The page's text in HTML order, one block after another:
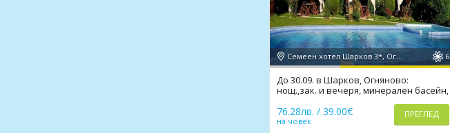
Семеен хотел Шарков 3*, Огняново 6
До 30.09. в Шарков, Огняново:
нощ.,зак. и вечеря, минерален басейн,
76.28лв. / 39.00€
на човек
ПРЕГЛЕД